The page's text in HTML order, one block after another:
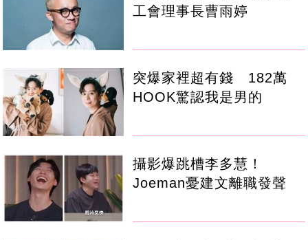
工會理事長曹雨婷
突爆家裡超有錢 182萬
HOOK驚認我是男的
攝影爆跳槽李多慧！
Joeman憂建文離職發聲